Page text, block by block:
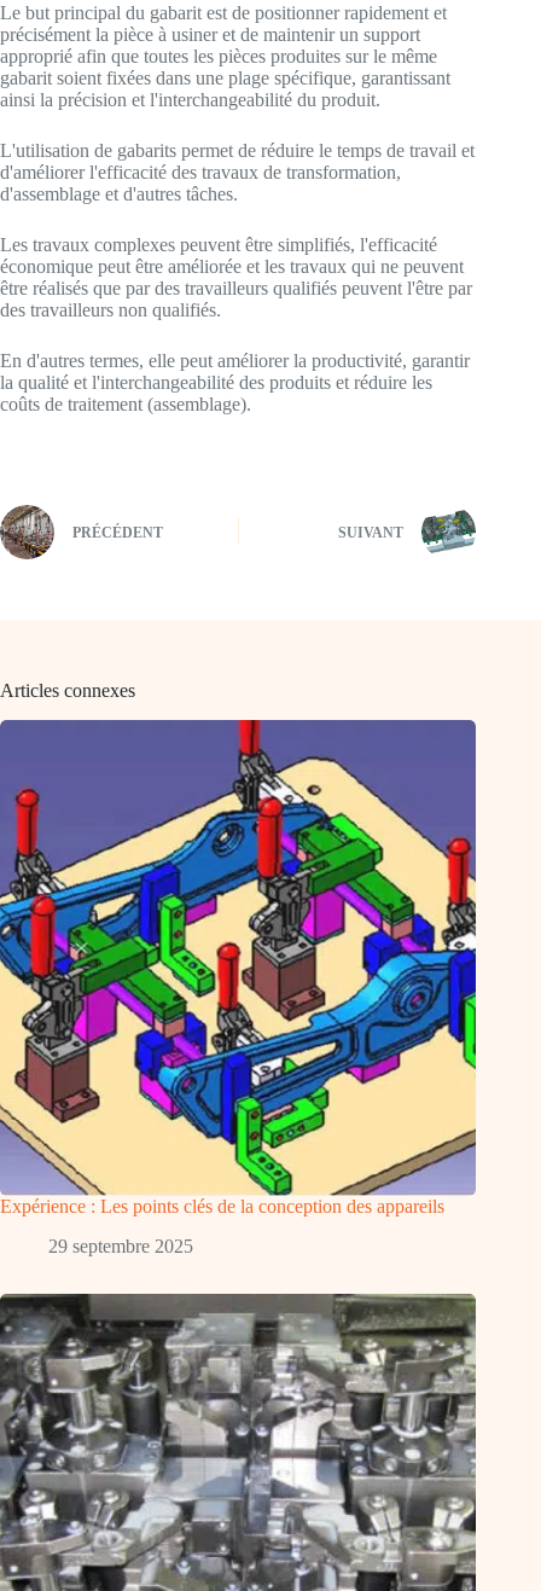
Le but principal du gabarit est de positionner rapidement et
précisément la pièce à usiner et de maintenir un support
approprié afin que toutes les pièces produites sur le même
gabarit soient fixées dans une plage spécifique, garantissant
ainsi la précision et l'interchangeabilité du produit.
L'utilisation de gabarits permet de réduire le temps de travail et
d'améliorer l'efficacité des travaux de transformation,
d'assemblage et d'autres tâches.
Les travaux complexes peuvent être simplifiés, l'efficacité
économique peut être améliorée et les travaux qui ne peuvent
être réalisés que par des travailleurs qualifiés peuvent l'être par
des travailleurs non qualifiés.
En d'autres termes, elle peut améliorer la productivité, garantir
la qualité et l'interchangeabilité des produits et réduire les
coûts de traitement (assemblage).
PRÉCÉDENT SUIVANT
Articles connexes
Expérience : Les points clés de la conception des appareils
29 septembre 2025